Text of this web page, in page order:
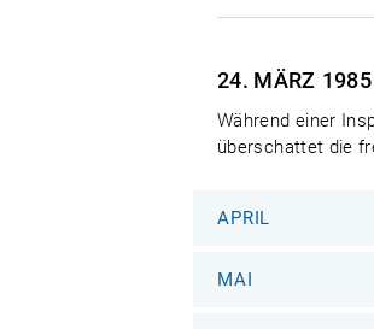
24. MÄRZ 1985
Während einer
überschattet die
APRIL
MAI